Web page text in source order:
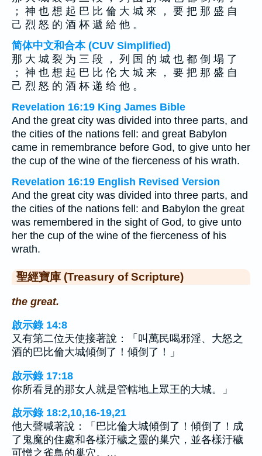
； 神 也 想 起 巴 比 倫 大 城 來 ， 要 把 那 盛 自
己 烈 怒 的 酒 杯 遞 給 他 。
简体中文和合本 (CUV Simplified)
那 大 城 裂 为 三 段 ， 列 国 的 城 也 都 倒 塌 了
； 神 也 想 起 巴 比 伦 大 城 来 ， 要 把 那 盛 自
己 烈 怒 的 酒 杯 递 给 他 。
Revelation 16:19 King James Bible
And the great city was divided into three parts, and
the cities of the nations fell: and great Babylon
came in remembrance before God, to give unto her
the cup of the wine of the fierceness of his wrath.
Revelation 16:19 English Revised Version
And the great city was divided into three parts, and
the cities of the nations fell: and Babylon the great
was remembered in the sight of God, to give unto
her the cup of the wine of the fierceness of his
wrath.
聖經寶庫 (Treasury of Scripture)
the great.
啟示錄 14:8
又有第二位天使接著說：「叫萬民喝邪淫、大怒之
酒的巴比倫大城傾倒了！傾倒了！」
啟示錄 17:18
你所看見的那女人就是管轄地上眾王的大城。」
啟示錄 18:2,10,16-19,21
他大聲喊著說：「巴比倫大城傾倒了！傾倒了！成
了鬼魔的住處和各樣汙穢之靈的巢穴，並各樣汙穢
可憎之雀鳥的巢穴。…